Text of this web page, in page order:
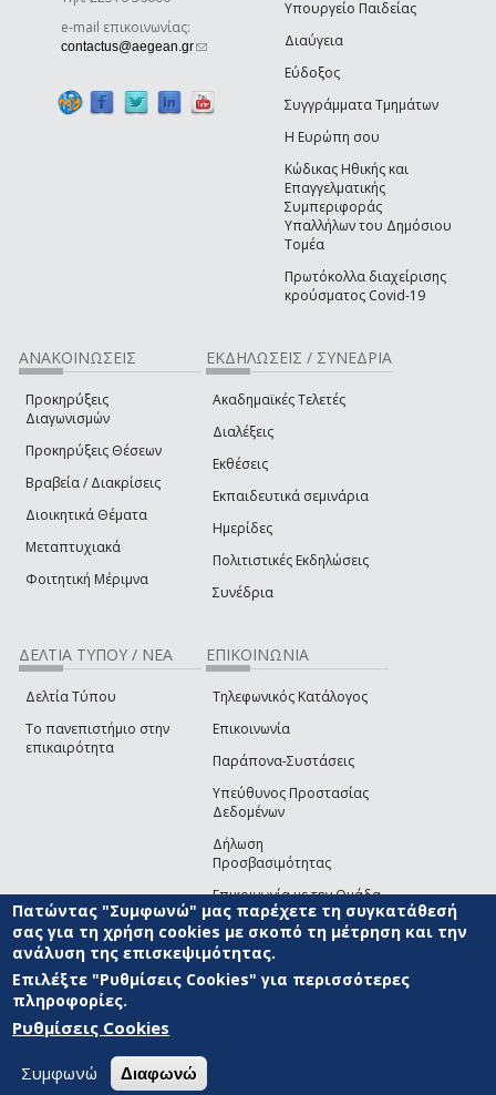
e-mail επικοινωνίας:
contactus@aegean.gr(link sends e-mail)
Υπουργείο Παιδείας
Διαύγεια
Εύδοξος
Συγγράμματα Τμημάτων
Η Ευρώπη σου
Κώδικας Ηθικής και
Επαγγελματικής
Συμπεριφοράς
Υπαλλήλων του Δημόσιου
Τομέα
Πρωτόκολλα διαχείρισης
κρούσματος Covid-19
ΑΝΑΚΟΙΝΩΣΕΙΣ
Προκηρύξεις
Διαγωνισμών
Προκηρύξεις Θέσεων
Βραβεία / Διακρίσεις
Διοικητικά Θέματα
Μεταπτυχιακά
Φοιτητική Μέριμνα
ΕΚΔΗΛΩΣΕΙΣ / ΣΥΝΕΔΡΙΑ
Ακαδημαϊκές Τελετές
Διαλέξεις
Εκθέσεις
Εκπαιδευτικά σεμινάρια
Ημερίδες
Πολιτιστικές Εκδηλώσεις
Συνέδρια
ΔΕΛΤΙΑ ΤΥΠΟΥ / ΝΕΑ
Δελτία Τύπου
Το πανεπιστήμιο στην
επικαιρότητα
ΕΠΙΚΟΙΝΩΝΙΑ
Τηλεφωνικός Κατάλογος
Επικοινωνία
Παράπονα-Συστάσεις
Υπεύθυνος Προστασίας
Δεδομένων
Δήλωση
Προσβασιμότητας
Επικοινωνία με την Ομάδα
Ανάπτυξης του site(link sends e-mail)
© ΠΑΝΕΠΙΣΤΗΜΙΟ ΑΙΓΑΙΟΥ ΟΡΟΙ ΧΡΗΣΗΣ
ΑΝΑΠΤΥΞΗΣ
Πατώντας "Συμφωνώ" μας παρέχετε τη συγκατάθεσή
σας για τη χρήση cookies με σκοπό τη μέτρηση και την
ανάλυση της επισκεψιμότητας.
Επιλέξτε "Ρυθμίσεις Cookies" για περισσότερες
πληροφορίες.
Ρυθμίσεις Cookies
Συμφωνώ Διαφωνώ